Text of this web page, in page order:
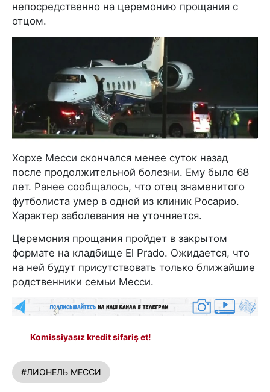
непосредственно на церемонию прощания с
отцом.
Хорхе Месси скончался менее суток назад
после продолжительной болезни. Ему было 68
лет. Ранее сообщалось, что отец знаменитого
футболиста умер в одной из клиник Росарио.
Характер заболевания не уточняется.
Церемония прощания пройдет в закрытом
формате на кладбище El Prado. Ожидается, что
на ней будут присутствовать только ближайшие
родственники семьи Месси.
Komissiyasız kredit sifariş et!
#ЛИОНЕЛЬ МЕССИ